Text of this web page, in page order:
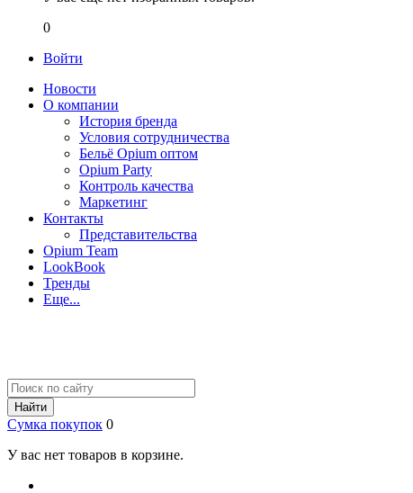
0
Войти
Новости
О компании
История бренда
Условия сотрудничества
Бельё Opium оптом
Opium Party
Контроль качества
Маркетинг
Контакты
Представительства
Opium Team
LookBook
Тренды
Еще...
Найти
Сумка покупок 0
У вас нет товаров в корзине.